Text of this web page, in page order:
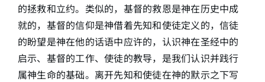
的拯救和立约。类似的，基督的救恩是神在历史中成
就的，基督的信仰是神借着先知和使徒定义的，信徒
的盼望是神在他的话语中应许的，认识神在圣经中的
启示、基督的工作、使徒的教导，是我们认识并践行
属神生命的基础。离开先知和使徒在神的默示之下写